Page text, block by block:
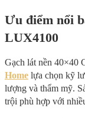
Ưu điểm nổi
LUX4100
Gạch lát nền 40×40
Home lựa chọn kỹ
lượng và thẩm mỹ.
trội phù hợp với